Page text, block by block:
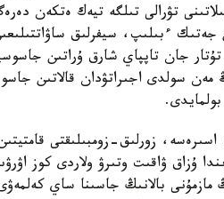
تۋرالى تىلگە تيەك ەتكەن
جەتىك ءبىلىپ، سيفرلىق
جان تاپپاي شارق ۇراتىن
مەن سولدى اجىراتۋدان قالاتىن
زورلىق-زومبىلىقتى
ۇزاق ۋاقىت وتىرۋ ولاردى كوز
مازمۇنى بالانىڭ جاسىنا ساي